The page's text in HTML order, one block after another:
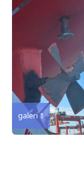
galeri 2